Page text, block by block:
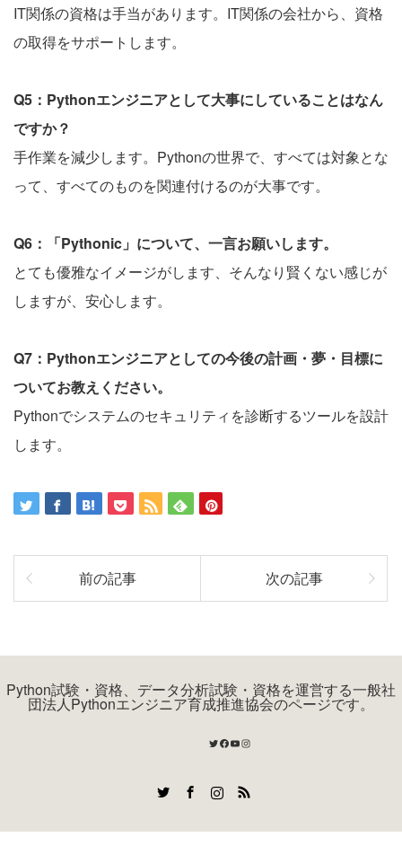
IT関係の資格は手当があります。IT関係の会社から、資格
の取得をサポートします。
Q5：Pythonエンジニアとして大事にしていることはなん
ですか？
手作業を減少します。Pythonの世界で、すべては対象とな
って、すべてのものを関連付けるのが大事です。
Q6：「Pythonic」について、一言お願いします。
とても優雅なイメージがします、そんなり賢くない感じが
しますが、安心します。
Q7：Pythonエンジニアとしての今後の計画・夢・目標に
ついてお教えください。
Pythonでシステムのセキュリティを診断するツールを設計
します。
前の記事 次の記事
Python試験・資格、データ分析試験・資格を運営する一般社
団法人Pythonエンジニア育成推進協会のページです。
Twitter
Facebook
YouTube
Instagram
RSS